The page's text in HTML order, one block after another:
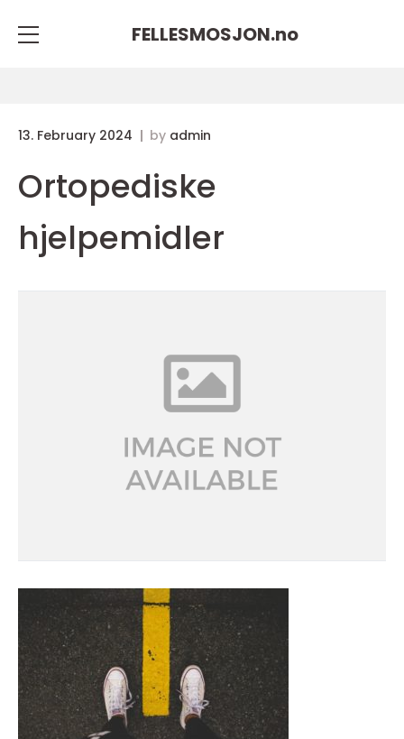
FELLESMOSJON.no
13. February 2024 by admin
Ortopediske
hjelpemidler